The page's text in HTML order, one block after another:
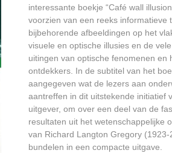
interessante boekje “Café wall
voorzien van een reeks informatieve
bijbehorende afbeeldingen op het
visuele en optische illusies en de
uitingen van optische fenomenen en
ontdekkers. In de subtitel van het
aangegeven wat de lezers aan
aantreffen in dit uitstekende initiatief
uitgever, om over een deel van de
resultaten uit het wetenschappelijke
van Richard Langton Gregory (1923-
bundelen in een compacte uitgave.